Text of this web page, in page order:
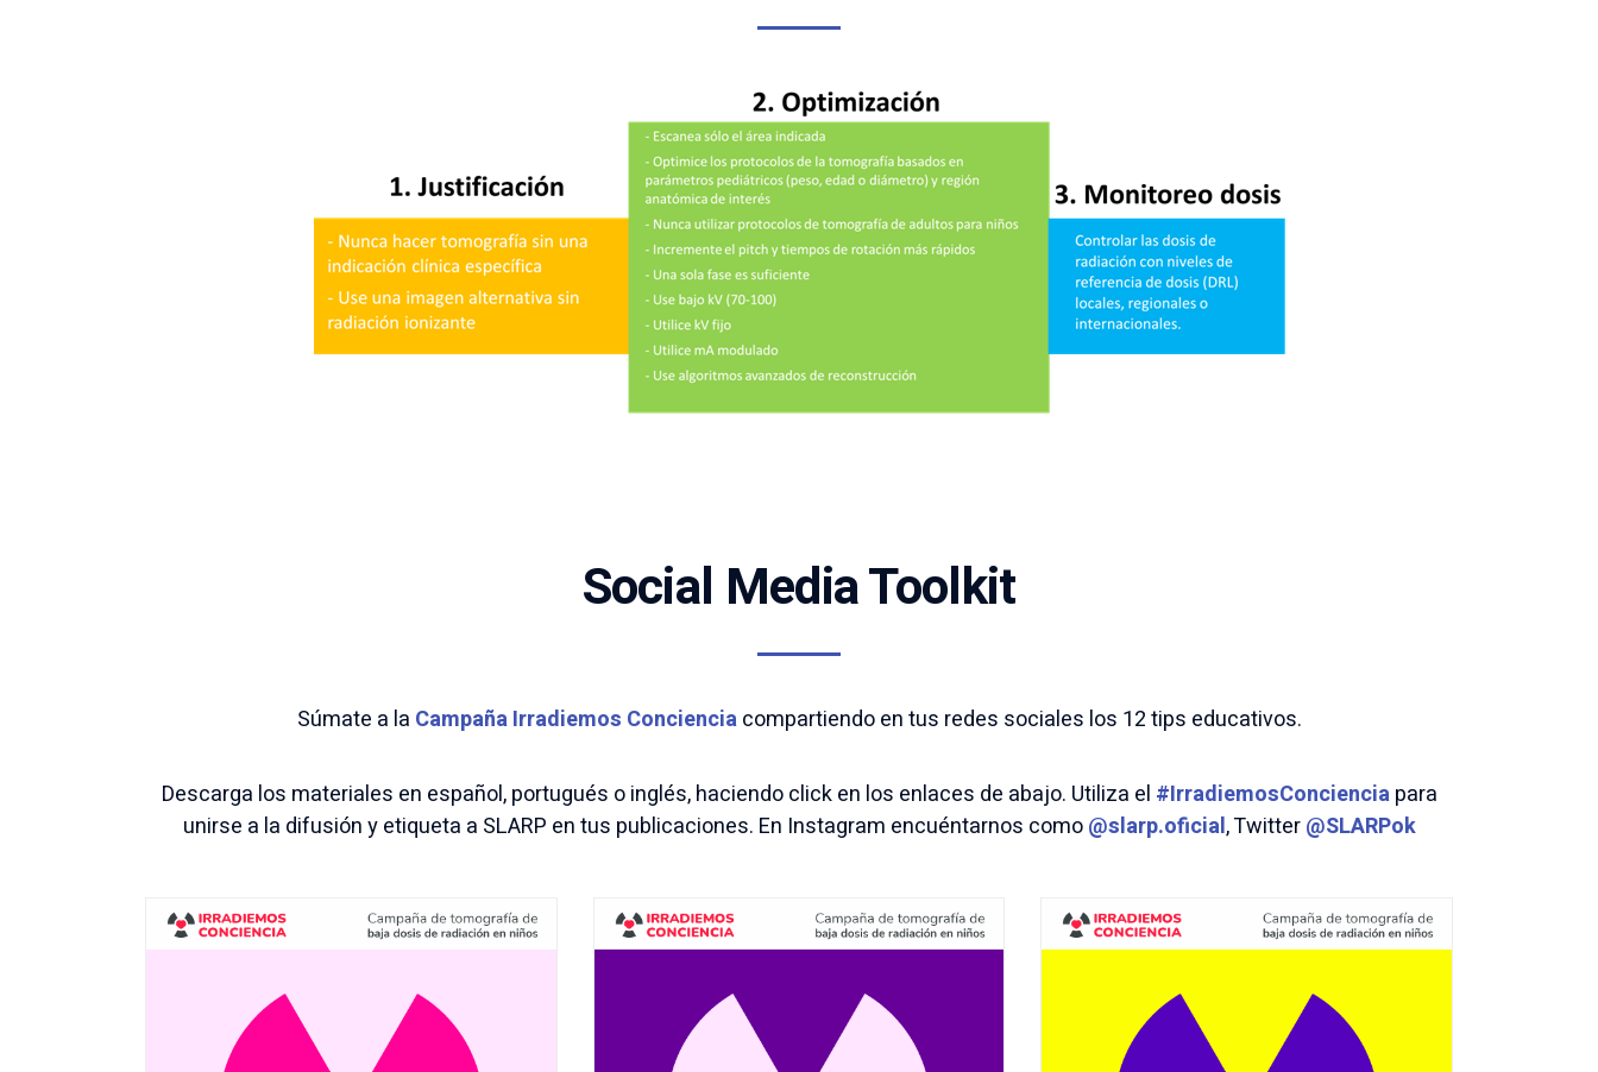
Social Media Toolkit
Súmate a la Campaña Irradiemos Concienciacompartiendo en tus redes sociales los 12 tips educativos.
Descarga los materiales en español, portugués o inglés, haciendo click en los enlaces de abajo. Utiliza el #IrradiemosConcienciapara
unirse a la difusión y etiqueta a SLARP en tus publicaciones. En Instagram encuéntarnos como@slarp.oficial, Twitter@SLARPok